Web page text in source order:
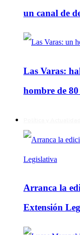
un canal de
Las Varas:
hombre de
Arranca la
Extensión